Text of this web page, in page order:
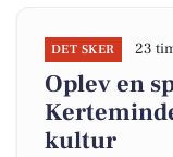
DET SKER 23
Oplev en
kultur